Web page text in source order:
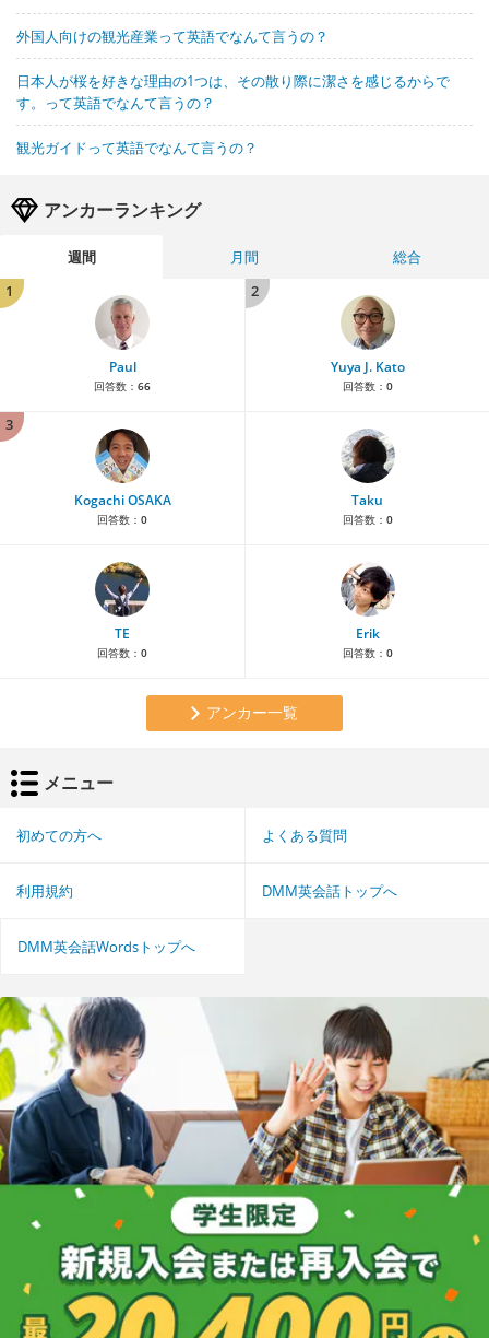
外国人向けの観光産業って英語でなんて言うの？
日本人が桜を好きな理由の1つは、その散り際に潔さを感じるからで
す。って英語でなんて言うの？
観光ガイドって英語でなんて言うの？
アンカーランキング
週間 月間
総合
1
Paul
回答数： 66
2
Yuya J. Kato
回答数： 0
3
Kogachi OSAKA
回答数： 0
Taku
回答数： 0
TE
回答数： 0
Erik
回答数： 0
アンカー一覧
メニュー
初めての方へ よくある質問
利用規約 DMM英会話トップへ
DMM英会話Wordsトップへ